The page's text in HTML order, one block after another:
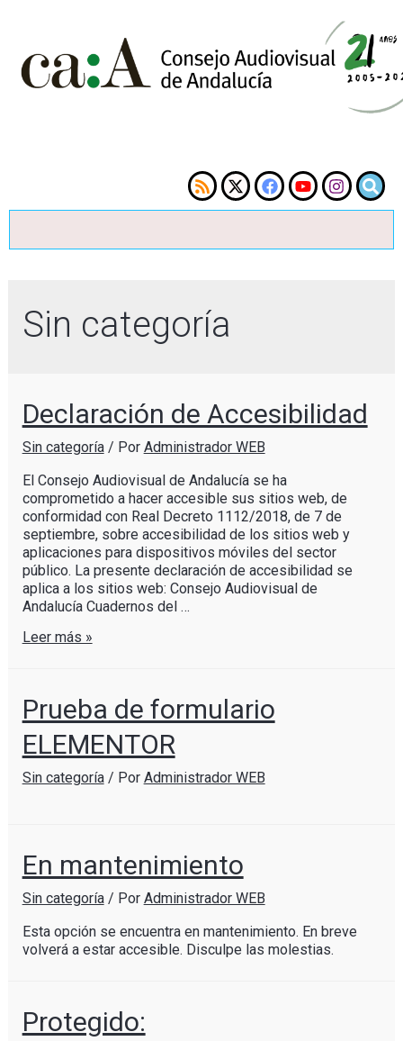
Sin categoría
Declaración de Accesibilidad
Sin categoría/ Por Administrador WEB
El Consejo Audiovisual de Andalucía se ha
comprometido a hacer accesible sus sitios web, de
conformidad con Real Decreto 1112/2018, de 7 de
septiembre, sobre accesibilidad de los sitios web y
aplicaciones para dispositivos móviles del sector
público. La presente declaración de accesibilidad se
aplica a los sitios web: Consejo Audiovisual de
Andalucía Cuadernos del …
Leer más »
Prueba de formulario
ELEMENTOR
Sin categoría/ Por Administrador WEB
En mantenimiento
Sin categoría/ Por Administrador WEB
Esta opción se encuentra en mantenimiento. En breve
volverá a estar accesible. Disculpe las molestias.
Protegido: